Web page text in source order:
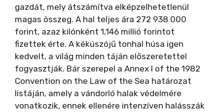
gazdát, mely átszámítva elképzelhetetlenül
magas összeg. A hal teljes ára 272 938 000
forint, azaz kilónként 1,146 millió forintot
fizettek érte. A kékúszójű tonhal húsa igen
kedvelt, a világ minden táján előszeretettel
fogyasztják. Bár szerepel a Annex I of the 1982
Convention on the Law of the Sea határozat
listáján, amely a vándorló halak védelmére
vonatkozik, ennek ellenére intenzíven halásszák